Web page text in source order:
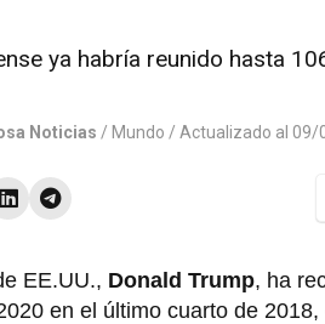
ya habría reunido hasta
Noticias / Mundo / Actualizado al 09/
EE.UU., Donald Trump, ha
en el último cuarto de